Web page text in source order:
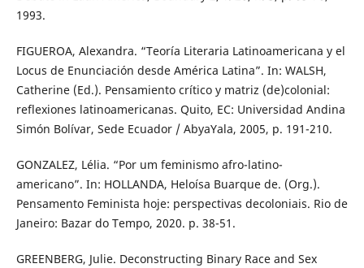
1993.
FIGUEROA, Alexandra. “Teoría Literaria Latinoamericana y el
Locus de Enunciación desde América Latina”. In: WALSH,
Catherine (Ed.). Pensamiento crítico y matriz (de)colonial:
reflexiones latinoamericanas. Quito, EC: Universidad Andina
Simón Bolívar, Sede Ecuador / AbyaYala, 2005, p. 191-210.
GONZALEZ, Lélia. “Por um feminismo afro-latino-
americano”. In: HOLLANDA, Heloísa Buarque de. (Org.).
Pensamento Feminista hoje: perspectivas decoloniais. Rio de
Janeiro: Bazar do Tempo, 2020. p. 38-51.
GREENBERG, Julie. Deconstructing Binary Race and Sex